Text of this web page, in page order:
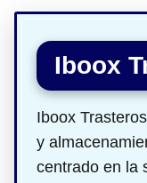
Iboox
Iboox
y
centrado en la